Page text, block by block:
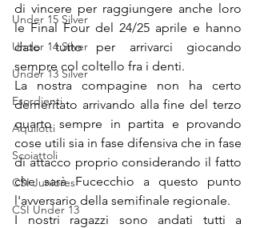
Under 15 Silver
Under 14 Silver
Under 13 Silver
Esordienti
Aquilotti
Scoiattoli
CSI Juniores
CSI Under 13
di vincere per raggiungere anche loro
le Final Four del 24/25 aprile e hanno
dato tutto per arrivarci giocando
sempre col coltello fra i denti.
La nostra compagine non ha certo
demeritato arrivando alla fine del terzo
quarto sempre in partita e provando
cose utili sia in fase difensiva che in fase
di attacco proprio considerando il fatto
che sarà Fucecchio a questo punto
l'avversario della semifinale regionale.
I nostri ragazzi sono andati tutti a